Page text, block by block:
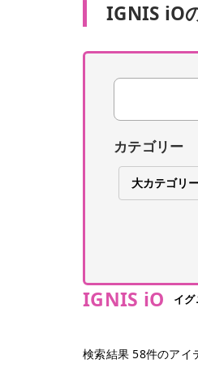
IGNIS iO
カテゴリー
IGNIS iO イ
検索結果58件のアイ